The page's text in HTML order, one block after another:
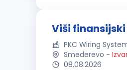
Viši
PKC Wiring
Smederevo -
08.08.2026